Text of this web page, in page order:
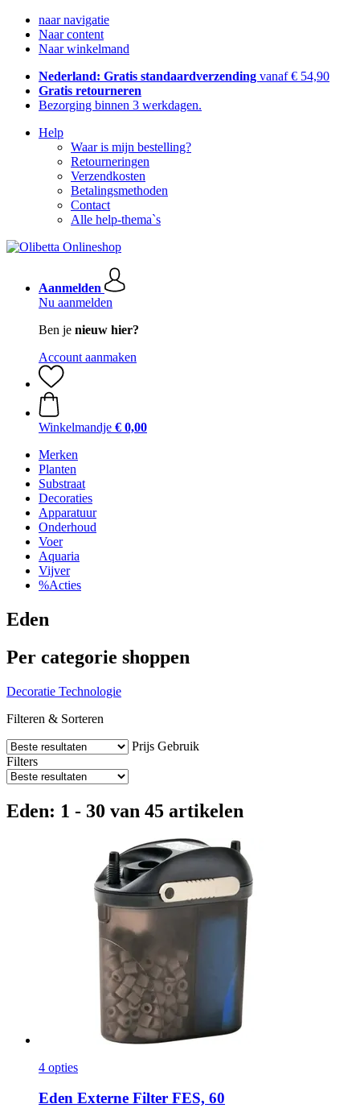
naar navigatie
Naar content
Naar winkelmand
Nederland: Gratis standaardverzending vanaf € 54,90
Gratis retourneren
Bezorging binnen 3 werkdagen.
Help
Waar is mijn bestelling?
Retourneringen
Verzendkosten
Betalingsmethoden
Contact
Alle help-thema`s
Aanmelden
Nu aanmelden
Ben je nieuw hier?
Account aanmaken
Winkelmandje € 0,00
Merken
Planten
Substraat
Decoraties
Apparatuur
Onderhoud
Voer
Aquaria
Vijver
%Acties
Eden
Per categorie shoppen
Decoratie Technologie
Filteren & Sorteren
Prijs Gebruik
Filters
Eden: 1 - 30 van 45 artikelen
4 opties
Eden Externe Filter FES, 60